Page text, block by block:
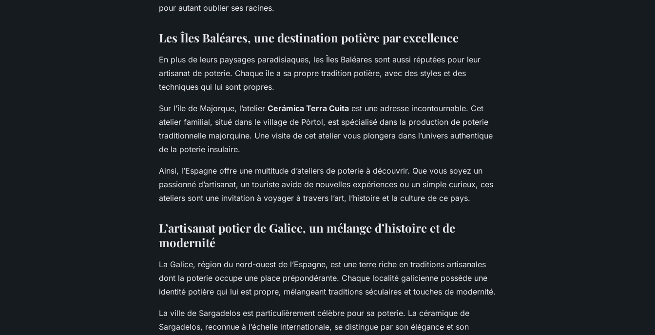
pour autant oublier ses racines.
Les Îles Baléares, une destination potière par excellence
En plus de leurs paysages paradisiaques, les Îles Baléares sont aussi réputées pour leur
artisanat de poterie. Chaque île a sa propre tradition potière, avec des styles et des
techniques qui lui sont propres.
Sur l’île de Majorque, l’atelier Cerámica Terra Cuita est une adresse incontournable. Cet
atelier familial, situé dans le village de Pòrtol, est spécialisé dans la production de poterie
traditionnelle majorquine. Une visite de cet atelier vous plongera dans l’univers authentique
de la poterie insulaire.
Ainsi, l’Espagne offre une multitude d’ateliers de poterie à découvrir. Que vous soyez un
passionné d’artisanat, un touriste avide de nouvelles expériences ou un simple curieux, ces
ateliers sont une invitation à voyager à travers l’art, l’histoire et la culture de ce pays.
L’artisanat potier de Galice, un mélange d’histoire et de
modernité
La Galice, région du nord-ouest de l’Espagne, est une terre riche en traditions artisanales
dont la poterie occupe une place prépondérante. Chaque localité galicienne possède une
identité potière qui lui est propre, mélangeant traditions séculaires et touches de modernité.
La ville de Sargadelos est particulièrement célèbre pour sa poterie. La céramique de
Sargadelos, reconnue à l’échelle internationale, se distingue par son élégance et son